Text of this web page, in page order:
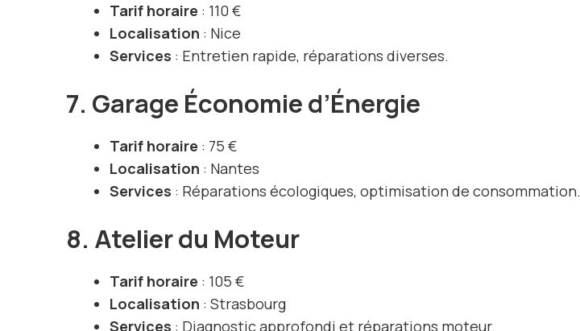
Tarif horaire : 110 €
Localisation : Nice
Services : Entretien rapide, réparations diverses.
7. Garage Économie d’Énergie
Tarif horaire : 75 €
Localisation : Nantes
Services : Réparations écologiques, optimisation de consommation.
8. Atelier du Moteur
Tarif horaire : 105 €
Localisation : Strasbourg
Services : Diagnostic approfondi et réparations moteur.